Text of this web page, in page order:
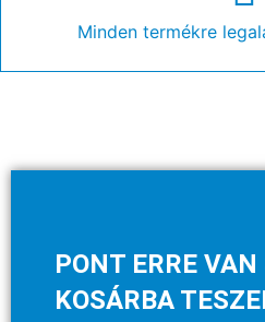
Minden termékre
PONT ERRE
KOSÁRBA